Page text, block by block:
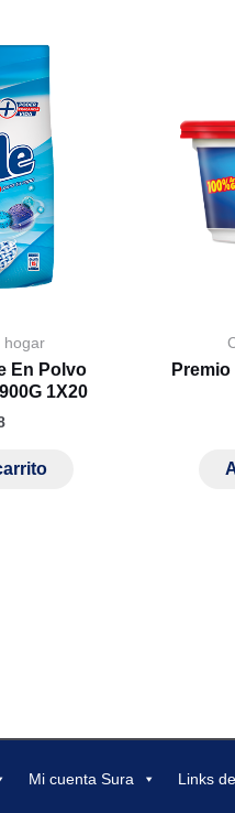
hogar
En Polvo
1X20
Mi cuenta Sura Links